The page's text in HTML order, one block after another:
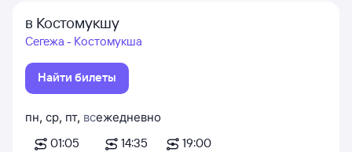
в Костомукшу
Сегежа - Костомукша
Найти билеты
пн, ср, пт, вс
01:05
ежедневно
14:35
19:00